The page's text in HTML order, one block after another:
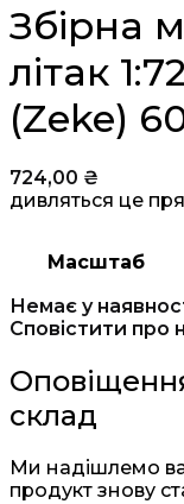
Збірна
літак
(Zeke)
724,00 ₴
дивляться це
Масштаб
Немає у
Сповістити про
склад
Ми надішлемо
продукт знову